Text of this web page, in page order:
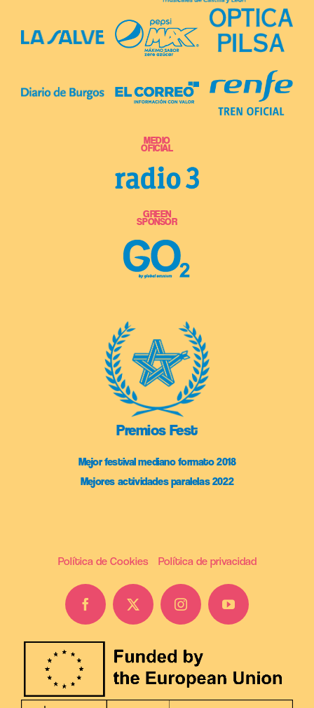
MEDIO
OFICIAL
GREEN
SPONSOR
Premios Fest
Mejor festival mediano formato 2018
Mejores actividades paralelas 2022
Política de Cookies Política de privacidad